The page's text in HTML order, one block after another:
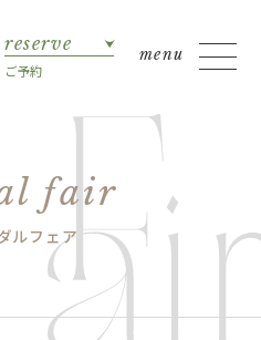
reserve
ご予約
fair
ルフェア